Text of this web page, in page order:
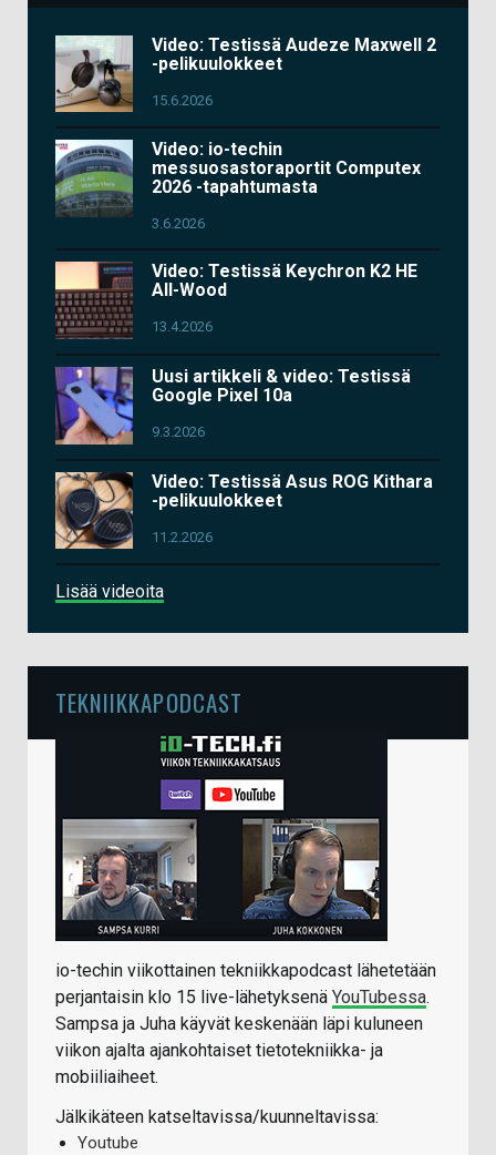
Video: Testissä Audeze Maxwell 2
-pelikuulokkeet
15.6.2026
Video: io-techin
messuosastoraportit Computex
2026 -tapahtumasta
3.6.2026
Video: Testissä Keychron K2 HE
All-Wood
13.4.2026
Uusi artikkeli & video: Testissä
Google Pixel 10a
9.3.2026
Video: Testissä Asus ROG Kithara
-pelikuulokkeet
11.2.2026
Lisää videoita
TEKNIIKKAPODCAST
io-techin viikottainen tekniikkapodcast lähetetään
perjantaisin klo 15 live-lähetyksenä YouTubessa.
Sampsa ja Juha käyvät keskenään läpi kuluneen
viikon ajalta ajankohtaiset tietotekniikka- ja
mobiiliaiheet.
Jälkikäteen katseltavissa/kuunneltavissa:
Youtube